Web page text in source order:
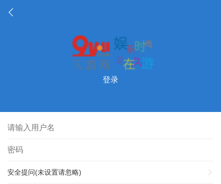
登录
安全提问(未设置请忽略)